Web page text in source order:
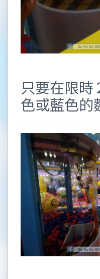
只要在限時
色或藍色的